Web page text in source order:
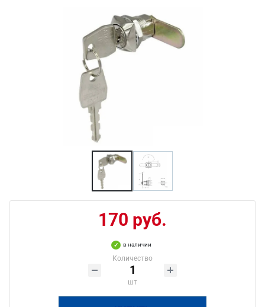
170 руб.
в наличии
Количество
шт